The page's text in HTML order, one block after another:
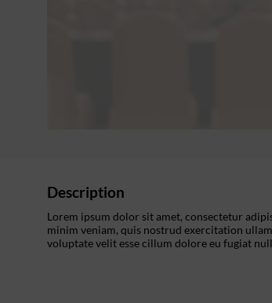
Description
Lorem ipsum dolor sit amet, consectetur
minim veniam, quis nostrud exercitation
voluptate velit esse cillum dolore eu fugiat